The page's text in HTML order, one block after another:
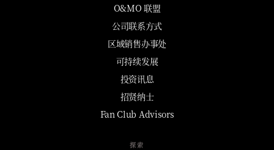
O&MO 联盟
公司联系方式
区域销售办事处
可持续发展
投资讯息
招贤纳士
Fan Club Advisors
探索